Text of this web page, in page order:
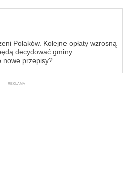
Polaków. Kolejne opłaty wzrosną
decydować gminy
nowe przepisy?
REKLAMA